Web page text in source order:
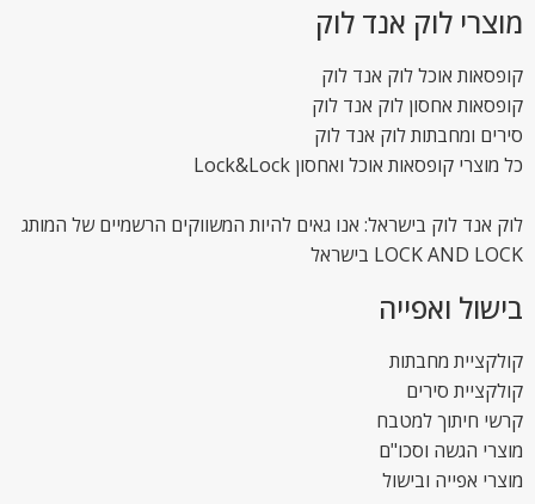
מוצרי לוק אנד לוק
קופסאות אוכל לוק אנד לוק
קופסאות אחסון לוק אנד לוק
סירים ומחבתות לוק אנד לוק
כל מוצרי קופסאות אוכל ואחסון Lock&Lock
לוק אנד לוק בישראל: אנו גאים להיות המשווקים הרשמיים של המותג
LOCK AND LOCK בישראל
בישול ואפייה
קולקציית מחבתות
קולקציית סירים
קרשי חיתוך למטבח
מוצרי הגשה וסכו"ם
מוצרי אפייה ובישול